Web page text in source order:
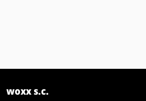
woxx s.c.